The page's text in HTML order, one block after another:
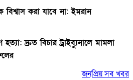
করা যাবে না: ইমরান
দ্রুত বিচার ট্রাইব্যুনালে মামলা
জনপ্রিয় সব খবর